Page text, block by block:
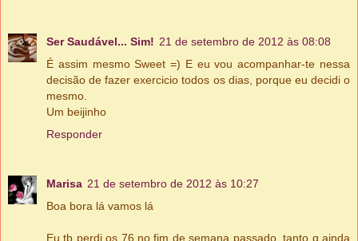
Ser Saudável... Sim! 21 de setembro de 2012 às 08:08
É assim mesmo Sweet =) E eu vou acompanhar-te nessa
decisão de fazer exercicio todos os dias, porque eu decidi o
mesmo.
Um beijinho
Responder
Marisa 21 de setembro de 2012 às 10:27
Boa bora lá vamos lá
Eu tb perdi os 76 no fim de semana passado, tanto q ainda